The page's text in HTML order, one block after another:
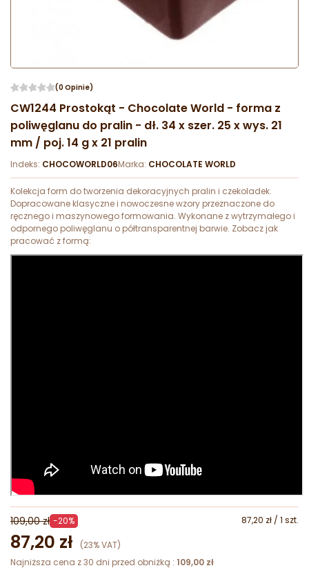
(0 Opinie)
CW1244 Prostokąt - Chocolate World - forma z
poliwęglanu do pralin - dł. 34 x szer. 25 x wys. 21
mm / poj. 14 g x 21 pralin
Indeks: CHOCOWORLD06Marka: CHOCOLATE WORLD
Kolekcja form do tworzenia dekoracyjnych pralin i czekoladek.
Dopracowane klasyczne i nowoczesne wzory przeznaczone do
ręcznego i maszynowego formowania. Wykonane z wytrzymałego i
odpornego poliwęglanu o półtransparentnej barwie. Zobacz jak
pracować z formą:
109,00 zł -20%
87,20 zł (23% VAT)
87,20 zł / 1 szt.
Najniższa cena z 30 dni przed obniżką : 109,00 zł